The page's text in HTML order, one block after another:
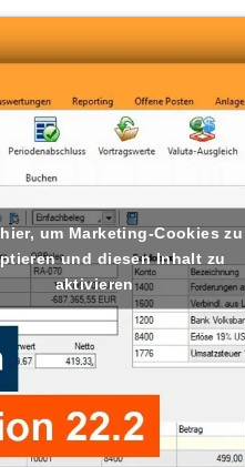
um Marketing-Cookies zu
und diesen Inhalt zu
aktivieren